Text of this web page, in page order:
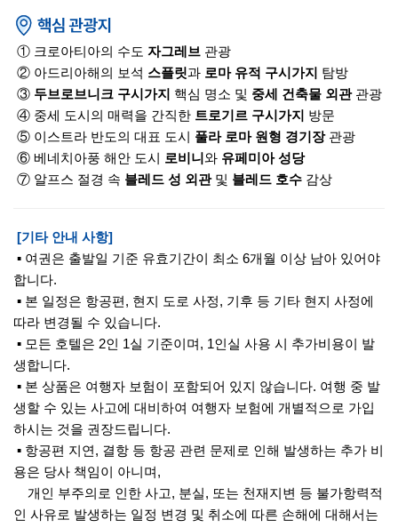
① 크로아티아의 수도 자그레브 관광
② 아드리아해의 보석 스플릿과 로마 유적 구시가지
탐방
③ 두브로브니크 구시가지 핵심 명소 및 중세 건축물 외관관광
④ 중세 도시의 매력을 간직한 트로기르 구시가지
방문
⑤ 이스트라 반도의 대표 도시 풀라 로마 원형 경기장관광
⑥ 베네치아풍 해안 도시 로비니 와 유페미아 성당
⑦ 알프스 절경 속 블레드 성 외관및 블레드 호수 감상
[기타 안내 사항]
▪ 여권은 출발일 기준 유효기간이 최소 6개월 이상 남아 있어야
합니다.
▪ 본 일정은 항공편, 현지 도로 사정, 기후 등 기타 현지 사정에
따라 변경될 수 있습니다.
▪ 모든 호텔은 2인 1실 기준이며, 1인실 사용 시 추가비용이 발
생합니다.
▪ 본 상품은 여행자 보험이 포함되어 있지 않습니다. 여행 중 발
생할 수 있는 사고에 대비하여 여행자 보험에 개별적으로 가입
하시는 것을 권장드립니다.
▪ 항공편 지연, 결항 등 항공 관련 문제로 인해 발생하는 추가 비
용은 당사 책임이 아니며,
개인 부주의로 인한 사고, 분실, 또는 천재지변 등 불가항력적
인 사유로 발생하는 일정 변경 및 취소에 따른 손해에 대해서는